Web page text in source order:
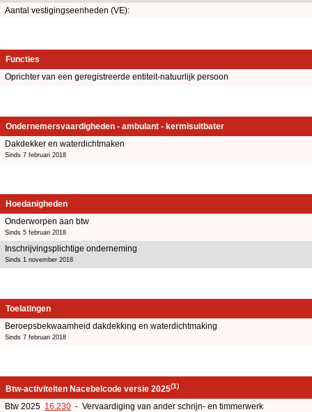
Aantal vestigingseenheden (VE):
Functies
Oprichter van een geregistreerde entiteit-natuurlijk persoon
Ondernemersvaardigheden - ambulant - kermisuitbater
Dakdekker en waterdichtmaken
Sinds 7 februari 2018
Hoedanigheden
Onderworpen aan btw
Sinds 5 februari 2018
Inschrijvingsplichtige onderneming
Sinds 1 november 2018
Toelatingen
Beroepsbekwaamheid dakdekking en waterdichtmaking
Sinds 7 februari 2018
Btw-activiteiten Nacebelcode versie 2025(1)
Btw 2025 16.230 - Vervaardiging van ander schrijn- en timmerwerk